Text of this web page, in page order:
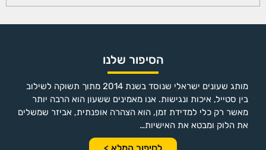
הסיפור שלנו
מותג שעונים ישראלי שנוסד בשנת 2014 מתוך תשוקה לשילוב
בין סטייל, איכות ונגישות. אנו מאמינים ששעון הוא הרבה יותר
מאשר רק כלי למדידת זמן, הוא הצהרה אופנתית, אביזר שמשלים
את הלוק ומבטא את האישיות…
לסיפור המלא >